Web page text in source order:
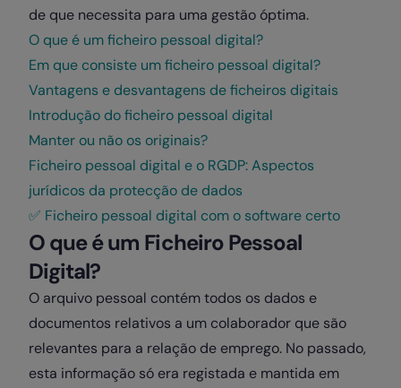
de que necessita para uma gestão óptima.
O que é um ficheiro pessoal digital?
Em que consiste um ficheiro pessoal digital?
Vantagens e desvantagens de ficheiros digitais
Introdução do ficheiro pessoal digital
Manter ou não os originais?
Ficheiro pessoal digital e o RGDP: Aspectos
jurídicos da protecção de dados
✅ Ficheiro pessoal digital com o software certo
O que é um Ficheiro Pessoal
Digital?
O arquivo pessoal contém todos os dados e
documentos relativos a um colaborador que são
relevantes para a relação de emprego. No passado,
esta informação só era registada e mantida em